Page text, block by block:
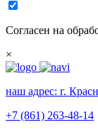
Согласен на
×
наш адрес: г.
+7 (861) 263-48-14